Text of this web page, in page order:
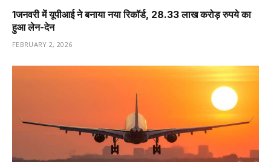
1️जनवरी में यूपीआई ने बनाया नया रिकॉर्ड, 28.33 लाख करोड़ रुपये का
हुआ लेन-देन
FEBRUARY 2, 2026